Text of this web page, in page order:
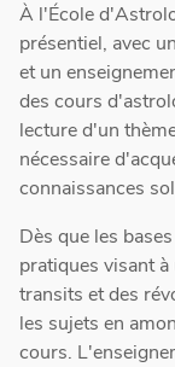
À l'École
présentiel, avec
et un
des cours
lecture d'un
nécessaire
connaissances
Dès que les
pratiques visant
transits et des
les sujets en
cours.